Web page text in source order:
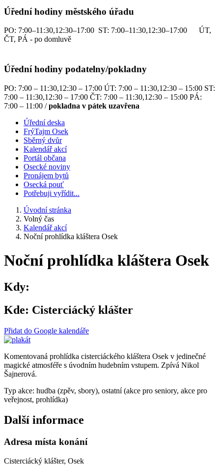
Úřední hodiny městského úřadu
PO: 7:00–11:30,12:30–17:00 ST: 7:00–11:30,12:30–17:00 ÚT,
ČT, PÁ - po domluvě
Úřední hodiny podatelny/pokladny
PO: 7:00 – 11:30,12:30 – 17:00 ÚT: 7:00 – 11:30,12:30 – 15:00 ST:
7:00 – 11:30,12:30 – 17:00 ČT: 7:00 – 11:30,12:30 – 15:00 PÁ:
7:00 – 11:00 /pokladna v pátek uzavřena
Úřední deska
FrýTajm Osek
Sběrný dvůr
Kalendář akcí
Portál občana
Osecké noviny
Pronájem bytů
Osecká pouť
Potřebuji vyřídit...
Úvodní stránka
Volný čas
Kalendář akcí
Noční prohlídka kláštera Osek
Noční prohlídka kláštera Osek
Kdy:
Kde: Cisterciácký klášter
Přidat do Google kalendáře
Komentovaná prohlídka cisterciáckého kláštera Osek v jedinečné
magické atmosféře s úvodním hudebním vstupem. Zpívá Nikol
Šajnerová.
Typ akce: hudba (zpěv, sbory), ostatní (akce pro seniory, akce pro
veřejnost, prohlídka)
Další informace
Adresa místa konání
Cisterciácký klášter, Osek